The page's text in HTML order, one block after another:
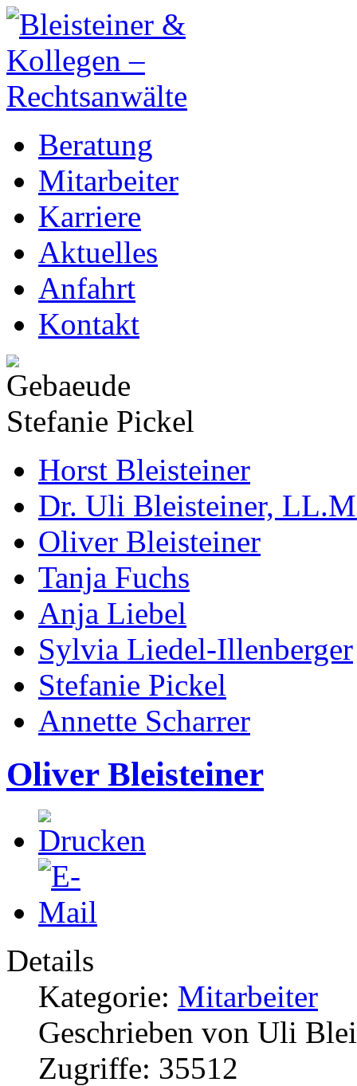
Beratung
Mitarbeiter
Karriere
Aktuelles
Anfahrt
Kontakt
Stefanie Pickel
Horst Bleisteiner
Dr. Uli Bleisteiner,
Oliver Bleisteiner
Tanja Fuchs
Anja Liebel
Sylvia Liedel-Illenberger
Stefanie Pickel
Annette Scharrer
Oliver Bleisteiner
Details
Kategorie: Mitarbeiter
Geschrieben von Uli
Zugriffe: 35512